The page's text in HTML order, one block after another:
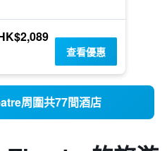
查看優惠
周圍共77間酒店